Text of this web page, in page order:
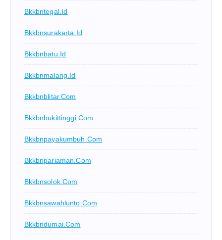
Bkkbntegal.id
Bkkbnsurakarta.id
Bkkbnbatu.id
Bkkbnmalang.id
Bkkbnblitar.com
Bkkbnbukittinggi.com
Bkkbnpayakumbuh.com
Bkkbnpariaman.com
Bkkbnsolok.com
Bkkbnsawahlunto.com
Bkkbndumai.com